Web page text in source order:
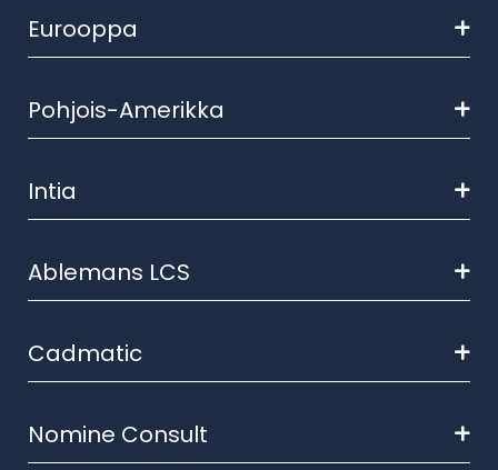
Eurooppa
Pohjois-Amerikka
Intia
Ablemans LCS
Cadmatic
Nomine Consult